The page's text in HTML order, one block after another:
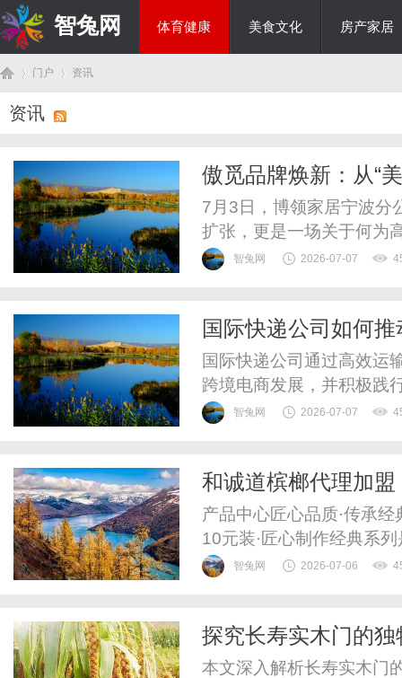
智兔网 体育健康 美食文化 房产家居
门户 资讯
资讯
傲觅品牌焕新：从“
塑精神栖息地
7月3日，博领家居宁波分
扩张，更是一场关于何为
高端家居市场的战略落子
正从为功能付费转向为情
智兔网 2026-07-07
国际快递公司如何
国际快递公司通过高效运
跨境电商发展，并积极践
展。智兔网 2026-07-07
和诚道槟榔代理加盟
产品中心匠心品质·传承
10元装·匠心制作经典系
选用优质原果，经过精心
优选系列在经典基础上全
智兔网 2026-07-06
探究长寿实木门的
本文深入解析长寿实木门